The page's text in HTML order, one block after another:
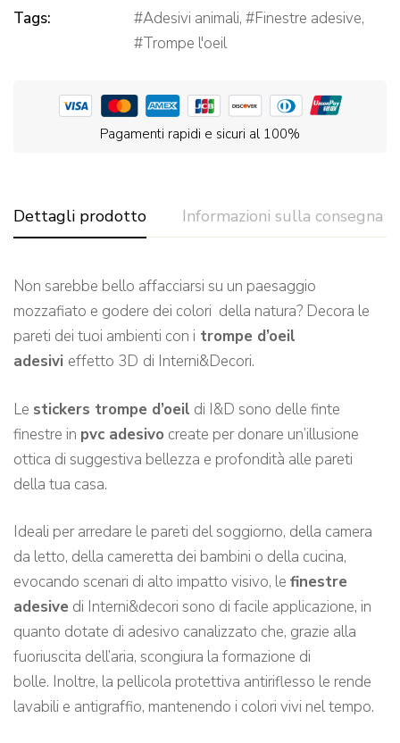
Tags:
Adesivi animali, Finestre adesive,
Trompe l'oeil
Pagamenti rapidi e sicuri al 100%
Dettagli prodotto Informazioni sulla consegna
Non sarebbe bello affacciarsi su un paesaggio
mozzafiato e godere dei colori della natura? Decora le
pareti dei tuoi ambienti con i trompe d’oeil
adesivi effetto 3D di Interni&Decori.
Le stickers trompe d’oeil di I&D sono delle finte
finestre in pvc adesivo create per donare un’illusione
ottica di suggestiva bellezza e profondità alle pareti
della tua casa.
Ideali per arredare le pareti del soggiorno, della camera
da letto, della cameretta dei bambini o della cucina,
evocando scenari di alto impatto visivo, le finestre
adesive di Interni&decori sono di facile applicazione, in
quanto dotate di adesivo canalizzato che, grazie alla
fuoriuscita dell’aria, scongiura la formazione di
bolle. Inoltre, la pellicola protettiva antiriflesso le rende
lavabili e antigraffio, mantenendo i colori vivi nel tempo.